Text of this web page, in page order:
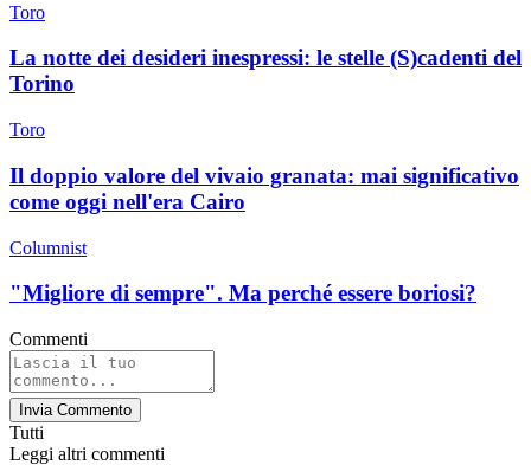
Toro
La notte dei desideri inespressi: le stelle (S)cadenti del
Torino
Toro
Il doppio valore del vivaio granata: mai significativo
come oggi nell'era Cairo
Columnist
"Migliore di sempre". Ma perché essere boriosi?
Commenti
Invia Commento
Tutti
Leggi altri commenti